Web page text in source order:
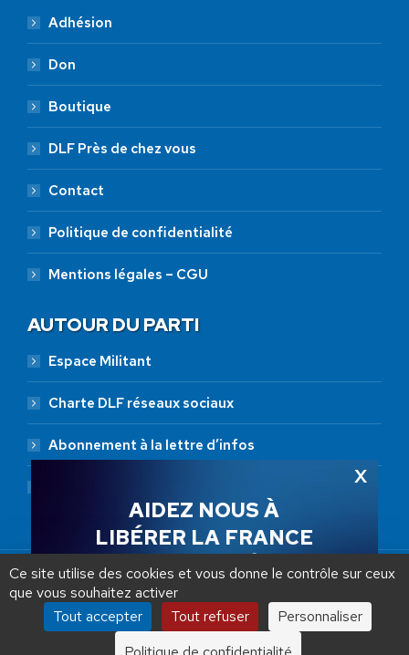
Adhésion
Don
Boutique
DLF Près de chez vous
Contact
Politique de confidentialité
Mentions légales – CGU
AUTOUR DU PARTI
Espace Militant
Charte DLF réseaux sociaux
Abonnement à la lettre d’infos
Debout La France © 2026 | Designed by Aryup.com
AIDEZ NOUS À
LIBÉRER LA FRANCE
JE FAIS UN DON À DLF
ADHÉSION 20 € 50 € 100 €
250 € 1000 €
Ce site utilise des cookies et vous donne le contrôle sur ceux
que vous souhaitez activer
Tout accepter
Tout refuser
Personnaliser